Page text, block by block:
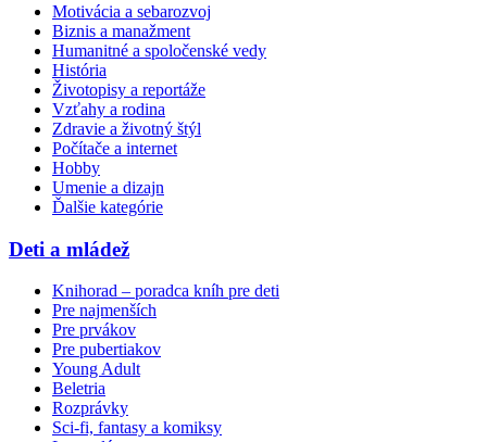
Motivácia a sebarozvoj
Biznis a manažment
Humanitné a spoločenské vedy
História
Životopisy a reportáže
Vzťahy a rodina
Zdravie a životný štýl
Počítače a internet
Hobby
Umenie a dizajn
Ďalšie kategórie
Deti a mládež
Knihorad – poradca kníh pre deti
Pre najmenších
Pre prvákov
Pre pubertiakov
Young Adult
Beletria
Rozprávky
Sci-fi, fantasy a komiksy